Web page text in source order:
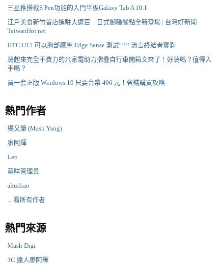
三星推搭載S Pen功能的入門平板Galaxy Tab A 10.1
江戶美食新竹首店進駐大遠百 日式御膳餐點全新登場 | 台灣好新聞
TaiwanHot.net
HTC U11 可以胸部感壓 Edge Sense 測試!?!!! 流言終結者實測
騎起來完全不費力的米家電助力摺疊自行車開箱文來了！好騎嗎？值得入
手嗎？
買一套正版 Windows 10 只要台幣 406 元！省錢購買攻略
熱門作者
楊又肇 (Mash Yang)
廖阿輝
Leo
萌咩管理員
ahuiliao
... 看所有作者
熱門來源
Mash-Digi
3C 達人廖阿輝